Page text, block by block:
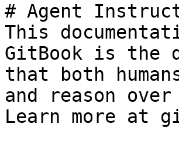
# Agent
This
GitBook is the
that both
and reason
Learn more at